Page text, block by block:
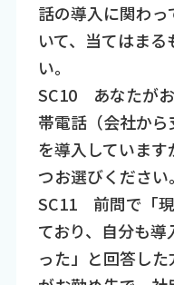
話の導入に関わ
いて、当てはま
い。
SC10 あなたが
帯電話（会社から
を導入していま
つお選びください。
SC11 前問で「
ており、自分も
った」と回答し